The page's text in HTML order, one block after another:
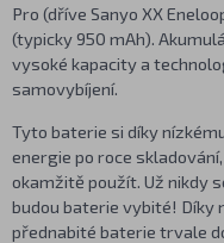
Pro (dříve Sanyo XX
(typicky 950 mAh).
vysoké kapacity a
samovybíjení.
Tyto baterie si díky
energie po roce
okamžitě použít. Už nikdy
budou baterie vybité! Díky
přednabité baterie trvale